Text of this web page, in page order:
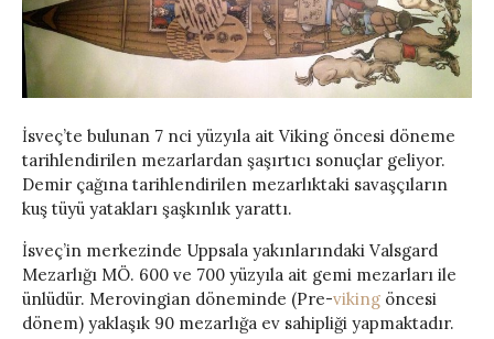
İsveç’te bulunan 7 nci yüzyıla ait Viking öncesi döneme
tarihlendirilen mezarlardan şaşırtıcı sonuçlar geliyor.
Demir çağına tarihlendirilen mezarlıktaki savaşçıların
kuş tüyü yatakları şaşkınlık yarattı.
İsveç’in merkezinde Uppsala yakınlarındaki Valsgard
Mezarlığı MÖ. 600 ve 700 yüzyıla ait gemi mezarları ile
ünlüdür. Merovingian döneminde (Pre-viking öncesi
dönem) yaklaşık 90 mezarlığa ev sahipliği yapmaktadır.